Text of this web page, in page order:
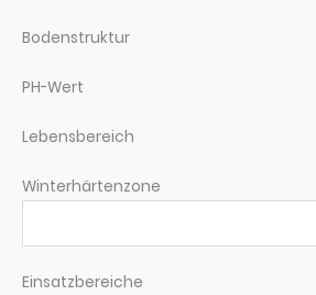
Bodenstruktur
PH-Wert
Lebensbereich
Winterhärtenzone
Einsatzbereiche